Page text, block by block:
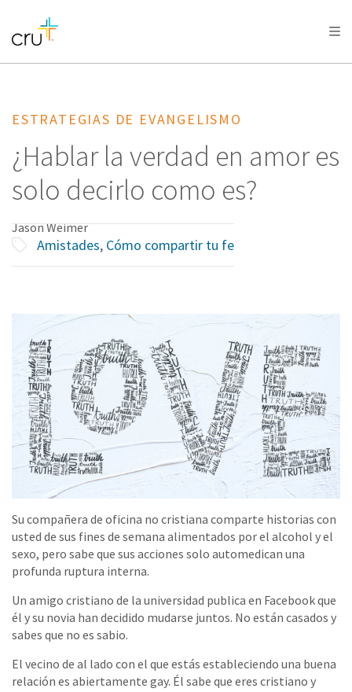
AFRICA
AMERICA / CARIBBEAN
OCEANIA
ESTRATEGIAS DE EVANGELISMO
¿Hablar la verdad en amor es
solo decirlo como es?
Jason Weimer
Amistades, Cómo compartir tu fe
Su compañera de oficina no cristiana comparte historias con
usted de sus fines de semana alimentados por el alcohol y el
sexo, pero sabe que sus acciones solo automedican una
profunda ruptura interna.
Un amigo cristiano de la universidad publica en Facebook que
él y su novia han decidido mudarse juntos. No están casados ​​y
sabes que no es sabio.
El vecino de al lado con el que estás estableciendo una buena
relación es abiertamente gay. Él sabe que eres cristiano y